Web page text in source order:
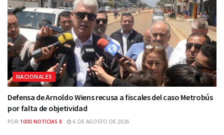
NACIONALES
Defensa de Arnoldo Wiens recusa a fiscales del caso Metrobús
por falta de objetividad
POR 1000 NOTICIAS 8 6 DE AGOSTO DE 2026